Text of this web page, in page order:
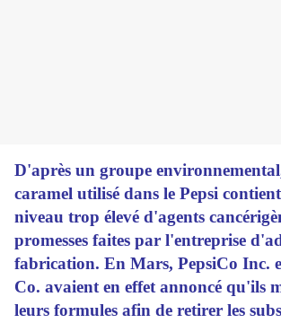
D'après un groupe
caramel utilisé dans le Pepsi
niveau trop élevé d'agents
promesses faites par l'entreprise
fabrication. En Mars, PepsiCo Inc.
Co. avaient en effet annoncé qu'ils
leurs formules afin de retirer les